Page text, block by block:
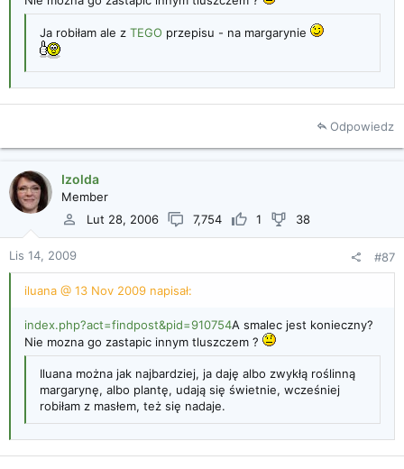
Ja robiłam ale z TEGO przepisu - na margarynie
Odpowiedz
Izolda
Member
Lut 28, 2006
7,754 1 38
Lis 14, 2009 #87
iluana @ 13 Nov 2009 napisał:
index.php?act=findpost&pid=910754A smalec jest konieczny?
Nie mozna go zastapic innym tluszczem ?
Iluana można jak najbardziej, ja daję albo zwykłą roślinną
margarynę, albo plantę, udają się świetnie, wcześniej
robiłam z masłem, też się nadaje.